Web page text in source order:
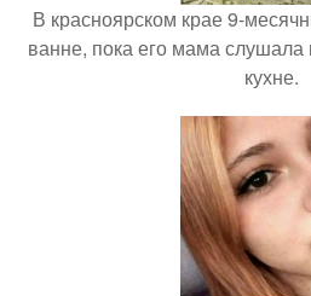
В красноярском крае 9-
ванне, пока его мама
кухне.